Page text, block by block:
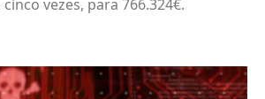
vezes, para 766.324€.